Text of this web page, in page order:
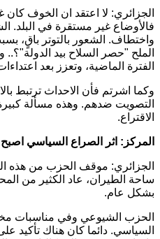
الجزائري: لا اعتقد ان الخوف
فالأوضاع غير مستقرة في البلد.
واختطاف. الشعور بالتوتر
الملح "حصر السلاح بيد
الفترة الماضية، وتعزز بعد
وكما اشرتم فأن الاحداث ترتبط
التصويت ضدهم. وهذه مسألة كبيرة
الاقتراع.
المركز: اثر الصراع السياسي
الجزائري: موقف الحزب من هذه
ساحة الطيران، عاد الكثير من
بشكل عام.
الحزب الشيوعي وفي مناسبات
السياسي. دائما كان هناك تأكيد